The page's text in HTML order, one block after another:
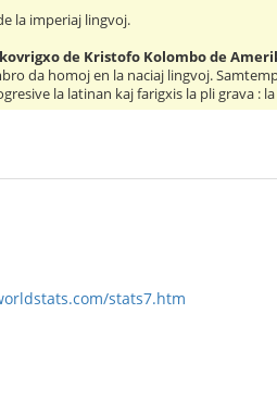
la imperiaj lingvoj.
de Kristofo Kolombo de
da homoj en la naciaj lingvoj.
la latinan kaj farigxis la pli grava :
stats7.htm